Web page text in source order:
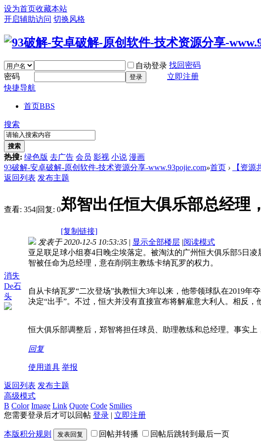
设为首页收藏本站
开启辅助访问 切换风格
自动登录 找回密码
密码
登录
立即注册
快捷导航
首页BBS
搜索
搜索
热搜: 绿色版 去广告 会员 影视 小说 漫画
93破解-安卓破解-原创软件-技术资源分享-www.93pojie.com»首页 › 【资源
返回列表 发布主题
查看: 354|回复: 0郑智出任恒大俱乐部总经理
[复制链接]
消失
De石
头
发表于 2020-12-5 10:53:35 | 显示全部楼层 |阅读模式
亚足联足球小组赛4日晚尘埃落定。被淘汰的广州恒大俱乐部5日
智被任命为总经理，意在削弱主教练卡纳瓦罗的权力。
自从卡纳瓦罗“二次登场”执教恒大3年以来，他带领球队在2019
决定“出手”。不过，恒大并没有直接宣布将解雇意大利人。相反
恒大俱乐部调整后，郑智将担任球员、助理教练和总经理。事实
回复
使用道具 举报
返回列表 发布主题
高级模式
B Color Image Link Quote Code Smilies
您需要登录后才可以回帖 登录 | 立即注册
本版积分规则 发表回复 回帖并转播 回帖后跳转到最后一页